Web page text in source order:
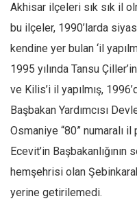
Bağdagül Öz
Bu Sayı
Tüm Sayılar
Kategoriler
Kültür Sanat
Akhisar ilçeleri sık sık il
bu ilçeler, 1990’larda
kendine yer bulan ‘il
1995 yılında Tansu
ve Kilis’i il yapılmış,
Başbakan Yardımcısı
Osmaniye “80” numaralı
Ecevit’in
hemşehrisi olan
yerine getirilemedi.